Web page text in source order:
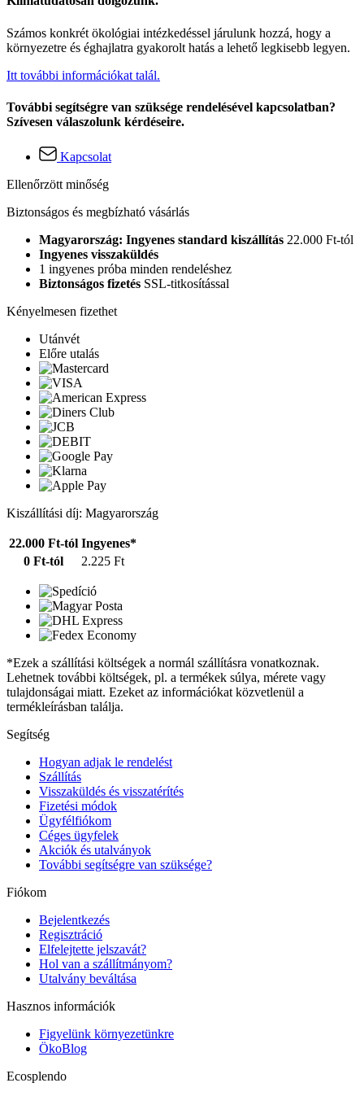
Számos konkrét ökológiai intézkedéssel járulunk hozzá, hogy a
környezetre és éghajlatra gyakorolt hatás a lehető legkisebb legyen.
Itt további információkat talál.
További segítségre van szüksége rendelésével kapcsolatban?
Szívesen válaszolunk kérdéseire.
Kapcsolat
Ellenőrzött minőség
Biztonságos és megbízható vásárlás
Magyarország: Ingyenes standard kiszállítás 22.000 Ft-tól
Ingyenes visszaküldés
1 ingyenes próba minden rendeléshez
Biztonságos fizetés SSL-titkosítással
Kényelmesen fizethet
Utánvét
Előre utalás
Kiszállítási díj: Magyarország
22.000 Ft-tól Ingyenes*
0 Ft-tól
2.225 Ft
*Ezek a szállítási költségek a normál szállításra vonatkoznak.
Lehetnek további költségek, pl. a termékek súlya, mérete vagy
tulajdonságai miatt. Ezeket az információkat közvetlenül a
termékleírásban találja.
Segítség
Hogyan adjak le rendelést
Szállítás
Visszaküldés és visszatérítés
Fizetési módok
Ügyfélfiókom
Céges ügyfelek
Akciók és utalványok
További segítségre van szüksége?
Fiókom
Bejelentkezés
Regisztráció
Elfelejtette jelszavát?
Hol van a szállítmányom?
Utalvány beváltása
Hasznos információk
Figyelünk környezetünkre
ÖkoBlog
Ecosplendo